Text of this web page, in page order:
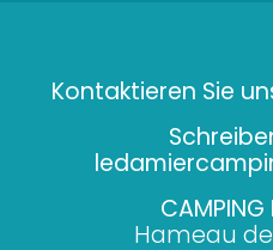
Kontaktieren Sie
CAMPING
Hameau